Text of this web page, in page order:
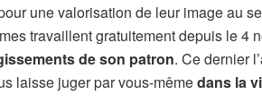
une valorisation de leur image au
travaillent gratuitement depuis le 4
de son patron. Ce dernier
laisse juger par vous-mêmedans la